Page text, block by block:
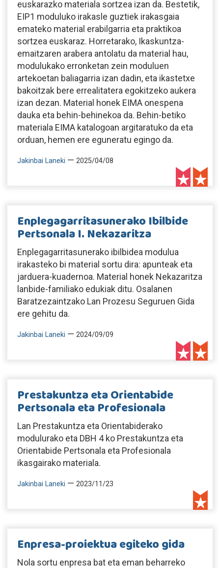
euskarazko materiala sortzea izan da. Bestetik,
EIP1 moduluko irakasle guztiek irakasgaia
emateko material erabilgarria eta praktikoa
sortzea euskaraz. Horretarako, Ikaskuntza-
emaitzaren arabera antolatu da material hau,
modulukako erronketan zein moduluen
artekoetan baliagarria izan dadin, eta ikastetxe
bakoitzak bere errealitatera egokitzeko aukera
izan dezan. Material honek EIMA onespena
dauka eta behin-behinekoa da. Behin-betiko
materiala EIMA katalogoan argitaratuko da eta
orduan, hemen ere eguneratu egingo da.
Jakinbai Laneki — 2025/04/08
Enplegagarritasunerako Ibilbide
Pertsonala I. Nekazaritza
Enplegagarritasunerako ibilbidea modulua
irakasteko bi material sortu dira: apunteak eta
jarduera-kuadernoa. Material honek Nekazaritza
lanbide-familiako edukiak ditu. Osalanen
Baratzezaintzako Lan Prozesu Seguruen Gida
ere gehitu da.
Jakinbai Laneki — 2024/09/09
Prestakuntza eta Orientabide
Pertsonala eta Profesionala
Lan Prestakuntza eta Orientabiderako
modulurako eta DBH 4 ko Prestakuntza eta
Orientabide Pertsonala eta Profesionala
ikasgairako materiala.
Jakinbai Laneki — 2023/11/23
Enpresa-proiektua egiteko gida
Nola sortu enpresa bat eta eman beharreko